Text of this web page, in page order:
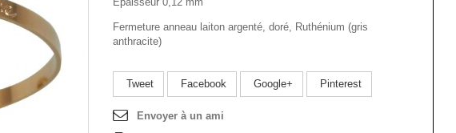
Fermeture anneau laiton argenté, doré, Ruthénium (gris
anthracite)
Tweet Facebook Google+ Pinterest
Envoyer à un ami